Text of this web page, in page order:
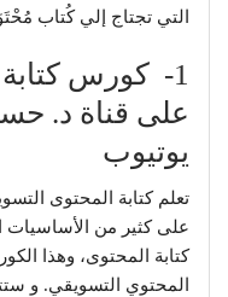
التي تجتاج إلي كُتاب
1- كورس
على قناة د.
يوتيوب
على كثير من الأساسيات
كتابة المحتوى، وهذا
المحتوي التسويقي. و